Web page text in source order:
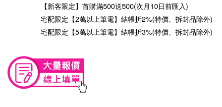
【新客限定】首購滿500送500(次月10日前匯入)
宅配限定【2萬以上筆電】結帳折2%(特價、拆封品除外)
宅配限定【5萬以上筆電】結帳折3%(特價、拆封品除外)